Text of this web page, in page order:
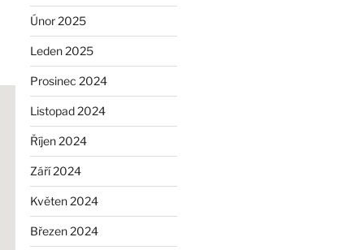
Únor 2025
Leden 2025
Prosinec 2024
Listopad 2024
Říjen 2024
Září 2024
Květen 2024
Březen 2024